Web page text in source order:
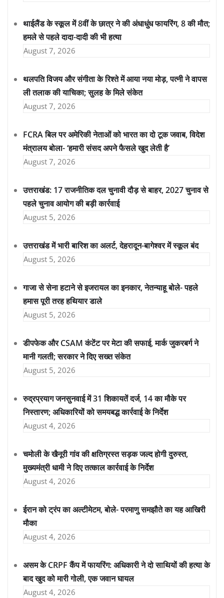
थाईलैंड के स्कूल में 8वीं के छात्र ने की अंधाधुंध फायरिंग, 8 की मौत;
हमले से पहले दादा-दादी की भी हत्या
August 7, 2026
थलपति विजय और संगीता के रिश्ते में आया नया मोड़, पत्नी ने वापस
ली तलाक की याचिका; सुलह के मिले संकेत
August 7, 2026
FCRA बिल पर अमेरिकी नेताओं को भारत का दो टूक जवाब, विदेश
मंत्रालय बोला- ‘हमारी संसद अपने फैसले खुद लेती है’
August 7, 2026
उत्तराखंड: 17 राजनीतिक दल चुनावी दौड़ से बाहर, 2027 चुनाव से
पहले चुनाव आयोग की बड़ी कार्रवाई
August 5, 2026
उत्तराखंड में भारी बारिश का अलर्ट, देहरादून-बागेश्वर में स्कूल बंद
August 5, 2026
गाजा से सेना हटाने से इजरायल का इनकार, नेतन्याहू बोले- पहले
हमास पूरी तरह हथियार डाले
August 5, 2026
डीपफेक और CSAM कंटेंट पर मेटा की सफाई, मार्क जुकरबर्ग ने
मानी गलती; सरकार ने दिए सख्त संकेत
August 5, 2026
रुद्रप्रयाग जनसुनवाई में 31 शिकायतें दर्ज, 14 का मौके पर
निस्तारण; अधिकारियों को समयबद्ध कार्रवाई के निर्देश
August 4, 2026
चमोली के खैनूरी गांव की क्षतिग्रस्त सड़क जल्द होगी दुरुस्त,
मुख्यमंत्री धामी ने दिए तत्काल कार्रवाई के निर्देश
August 4, 2026
ईरान को ट्रंप का अल्टीमेटम, बोले- परमाणु समझौते का यह आखिरी
मौका
August 4, 2026
असम के CRPF कैंप में फायरिंग: अधिकारी ने दो साथियों की हत्या के
बाद खुद को मारी गोली, एक जवान घायल
August 4, 2026